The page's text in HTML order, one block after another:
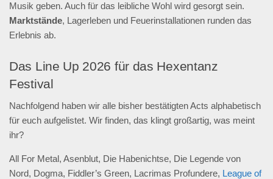
Musik geben. Auch für das leibliche Wohl wird gesorgt sein.
Marktstände, Lagerleben und Feuerinstallationen runden das
Erlebnis ab.
Das Line Up 2026 für das Hexentanz
Festival
Nachfolgend haben wir alle bisher bestätigten Acts alphabetisch
für euch aufgelistet. Wir finden, das klingt großartig, was meint
ihr?
All For Metal, Asenblut, Die Habenichtse, Die Legende von
Nord, Dogma, Fiddler’s Green, Lacrimas Profundere, League of